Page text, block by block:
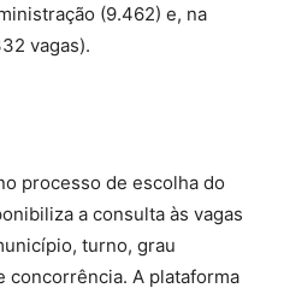
(9.462) e, na
vagas).
processo de escolha do
a consulta às vagas
turno, grau
concorrência. A plataforma